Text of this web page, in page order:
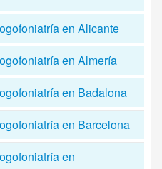
en Alicante
en Almería
en Badalona
en Barcelona
en